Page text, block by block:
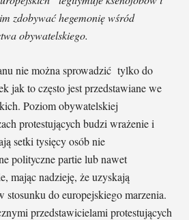
zdobywać hegemonię wśród
obywatelskiego.
nie można sprowadzić tylko do
jak to często jest przedstawiane we
Poziom obywatelskiej
protestujących budzi wrażenie i
setki tysięcy osób nie
polityczne partie lub nawet
mając nadzieję, że uzyskają
stosunku do europejskiego marzenia.
przedstawicielami protestujących